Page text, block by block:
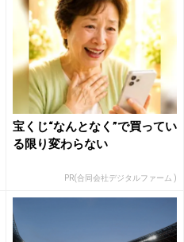
宝くじ“なんとなく”で買ってい
る限り変わらない
PR(合同会社デジタルファーム )